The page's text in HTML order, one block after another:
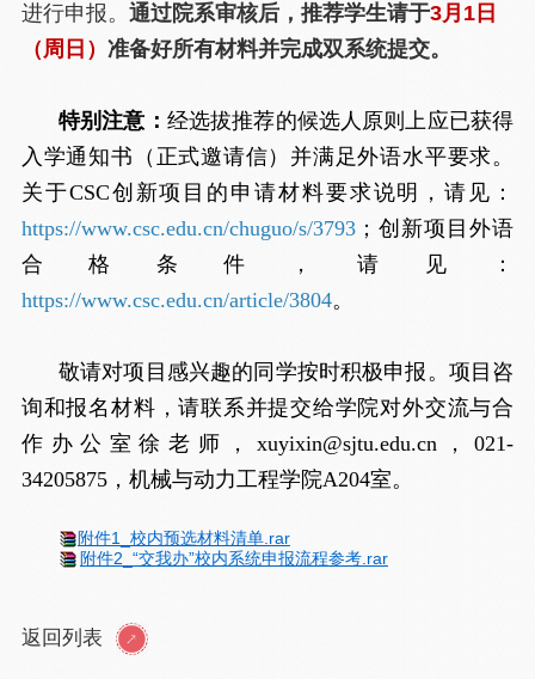
进行申报。 通过院系审核后，推荐学生请于3月1日
（周日） 准备好所有材料并完成双系统提交。
特别注意： 经选拔推荐的候选人原则上应已获得
入学通知书（正式邀请信）并满足外语水平要求。
关于CSC创新项目的申请材料要求说明，请见：
https://www.csc.edu.cn/chuguo/s/3793；创新项目外语
合格条件，请见：
https://www.csc.edu.cn/article/3804。
敬请对项目感兴趣的同学按时积极申报。项目咨
询和报名材料，请联系并提交给学院对外交流与合
作办公室徐老师，xuyixin@sjtu.edu.cn，021-
34205875，机械与动力工程学院A204室。
附件1_校内预选材料清单.rar
附件2_“交我办”校内系统申报流程参考.rar
返回列表